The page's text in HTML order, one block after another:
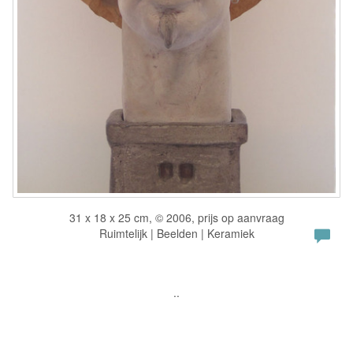
31 x 18 x 25 cm, © 2006, prijs op aanvraag
Ruimtelijk | Beelden | Keramiek
..